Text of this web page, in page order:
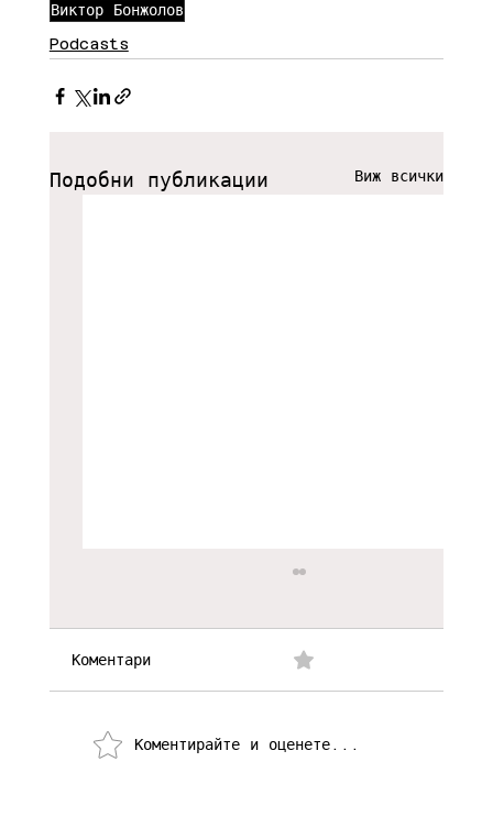
Виктор Бонжолов
Podcasts
Подобни публикации Виж всички
Коментари
Коментирайте и оценете...